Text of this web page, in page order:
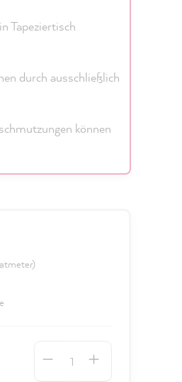
Tapeziertisch
durch ausschließlich
können